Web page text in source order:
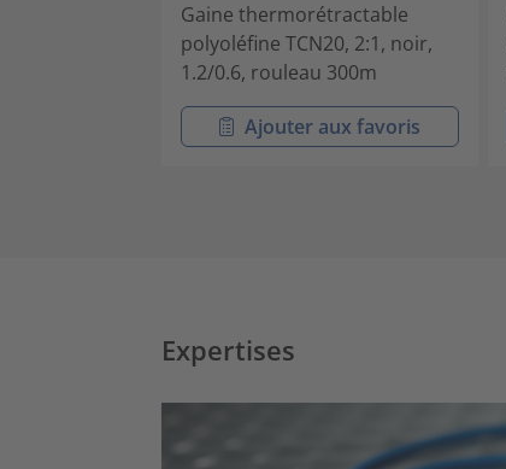
Gaine thermorétractable
polyoléfine TCN20, 2:1, noir,
1.2/0.6, rouleau 300m
Ajouter aux favoris
Expertises